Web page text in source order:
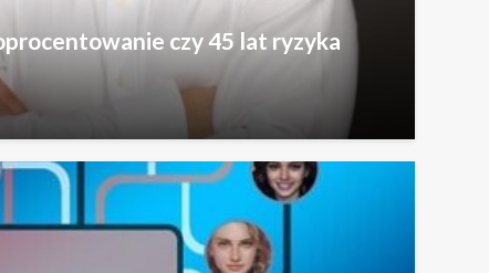
czy 45 lat ryzyka